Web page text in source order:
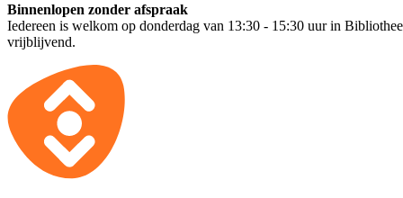
Binnenlopen zonder afspraak
Iedereen is welkom op donderdag van 13:30 - 15:30 uur in
vrijblijvend.